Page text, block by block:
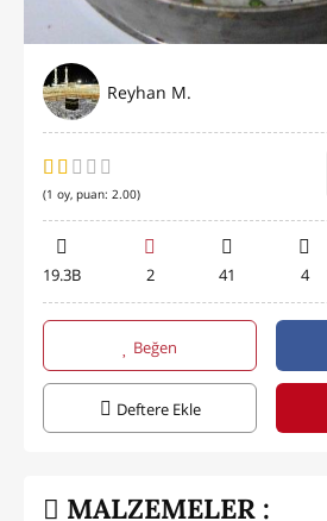
Reyhan M.
(1 oy, puan: 2.00)
19.3B 2 41 4
Beğen
Deftere Ekle
MALZEMELER :